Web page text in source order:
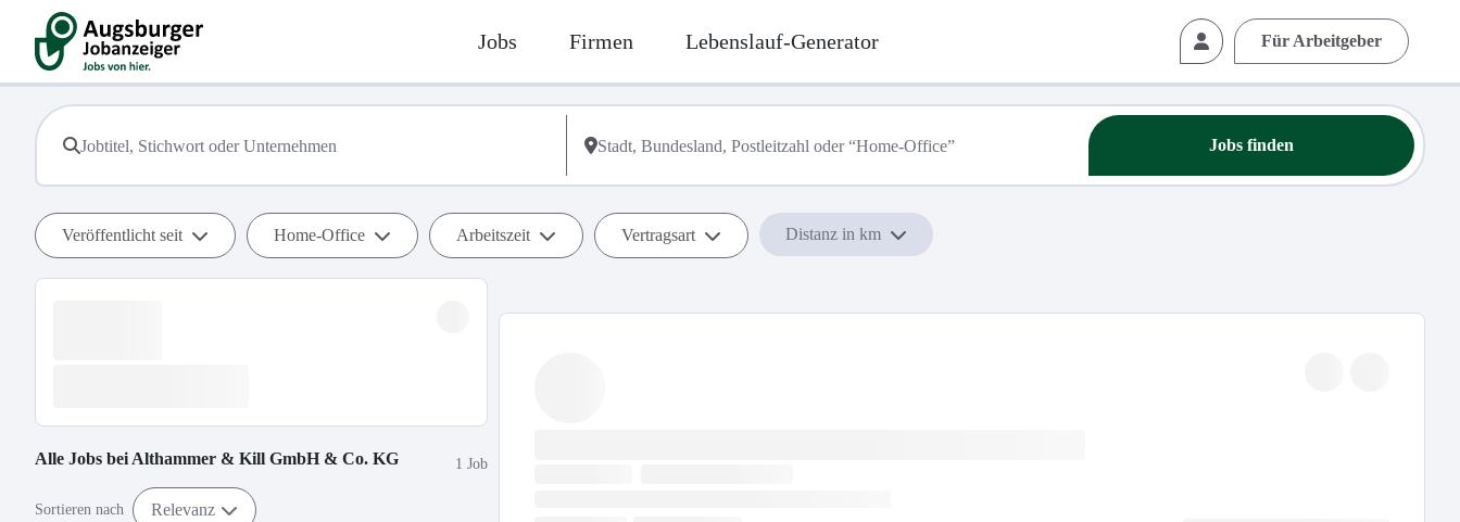
Jobs Firmen Lebenslauf-Generator Für Arbeitgeber
Jobs finden
Veröffentlicht seit Home-Office Arbeitszeit Vertragsart Distanz in km
Alle Jobs bei Althammer & Kill GmbH & Co. KG 1 Job
Sortieren nach Relevanz